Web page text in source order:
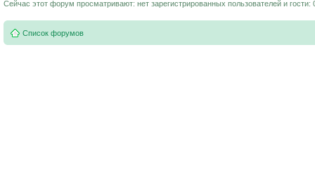
Сейчас этот форум просматривают: нет зарегистрированных пользователей и гости:
Список форумов